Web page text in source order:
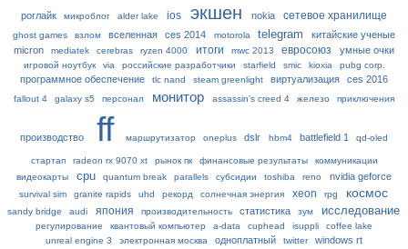
роглайк микроблог alder lake ios экшен nokia сетевое хранилище
ghost games взлом вселенная ces 2014 motorola telegram
китайские ученые
micron
mediatek cerebras ryzen 4000 итоги mwc 2013 евросоюз умные очки
игровой ноутбук via российские разработчики starfield smic kioxia pubg corp.
программное обеспечение tlc nand steam greenlight виртуализация ces 2016
fallout 4 galaxy s5 персонал монитор assassin's creed 4 железо приключения
производство ff маршрутизатор oneplus dslr hbm4 battlefield 1 qd-oled
стартап radeon rx 9070 xt рынок пк финансовые результаты
коммуникации
видеокарты
cpu quantum break parallels субсидии toshiba reno nvidia geforce
survival sim granite rapids uhd рекорд солнечная энергия xeon rpg космос
sandy bridge audi япония производительность статистика зум исследование
регулирование квантовый компьютер a-data cuphead isuppli
coffee lake
unreal engine 3
электронная москва одноплатный twitter windows rt